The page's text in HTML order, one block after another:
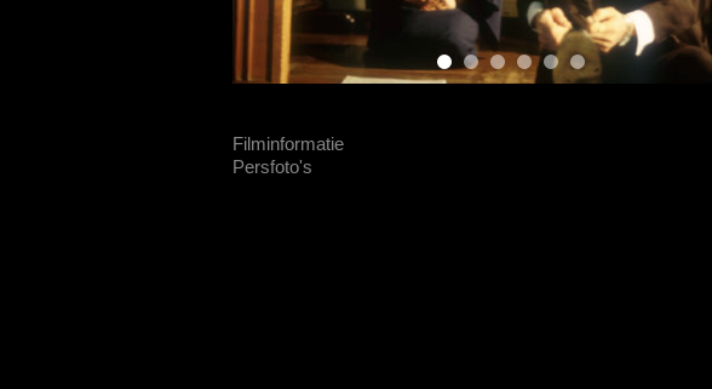
Filminformatie
Persfoto's